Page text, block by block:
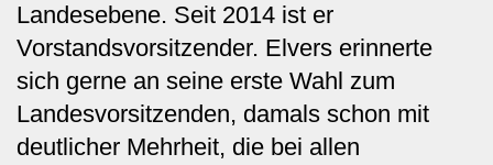
Landesebene. Seit 2014 ist er
Vorstandsvorsitzender. Elvers erinnerte
sich gerne an seine erste Wahl zum
Landesvorsitzenden, damals schon mit
deutlicher Mehrheit, die bei allen